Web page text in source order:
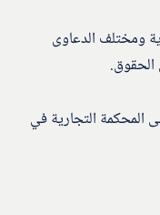
ومختلف الدعاوى
الحقوق.
المحكمة التجارية في